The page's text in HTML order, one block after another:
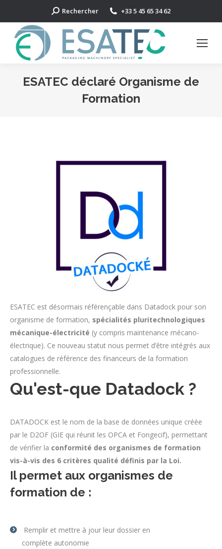
Search:
Rechercher +33 5 45 65 34 62
ESATEC déclaré Organisme de
Formation
ESATEC est désormais référençable dans Datadock pour son
organisme de formation, spécialités pluritechnologiques
mécanique-électricité (y compris maintenance mécano-
électrique). Ce nouveau statut nous permet d’être intégrés aux
catalogues de référence des financeurs de la formation
professionnelle.
Qu'est-que Datadock ?
DATADOCK est le nom de la base de données unique créée
par le D2OF (GIE qui réunit les OPCA et Fongecif), permettant
de vérifier la conformité des organismes de formation
vis-à-vis des 6 critères qualité définis par la Loi.
Il permet aux organismes de
formation de :
Remplir et mettre à jour leur dossier en
complète autonomie